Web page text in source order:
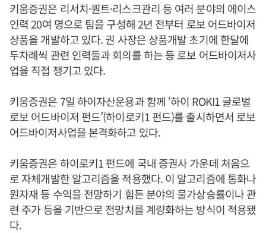
키움증권은 리서치·퀀트·리스크관리 등 여러 분야의 에이스
인력 20여 명으로 팀을 구성해 2년 전부터 로보 어드바이저
상품을 개발하고 있다. 권 사장은 상품개발 초기에 한달에
두차례씩 관련 인력들과 회의를 하는 등 로보 어드바이저사
업을 직접 챙기고 있다.
키움증권은 7일 하이자산운용과 함께 ‘하이 ROKI1 글로벌
로보 어드바이저 펀드’(하이로키1 펀드)를 출시하면서 로보
어드바이저사업을 본격화하고 있다.
키움증권은 하이로키1 펀드에 국내 증권사 가운데 처음으
로 자체개발한 알고리즘을 적용했다. 이 알고리즘에 통화나
원자재 등 수익을 전망하기 힘든 분야의 물가상승률이나 관
련 주가 등을 기반으로 전망치를 계량화하는 방식이 적용됐
다.